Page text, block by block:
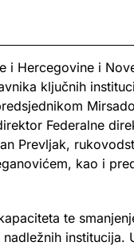
i Hercegovine i
ključnih
Federalne
Prevljak,
kao i
te
institucija.